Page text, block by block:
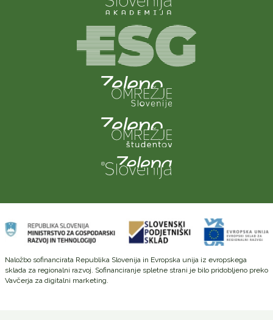
Naložbo sofinancirata Republika Slovenija in Evropska unija iz evropskega
sklada za regionalni razvoj. Sofinanciranje spletne strani je bilo pridobljeno preko
Vavčerja za digitalni marketing.